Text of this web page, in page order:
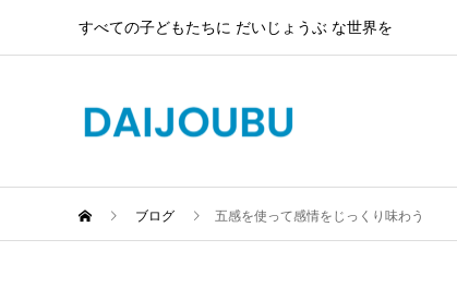
すべての子どもたちに だいじょうぶ な世界を
ブログ 五感を使って感情をじっくり味わう